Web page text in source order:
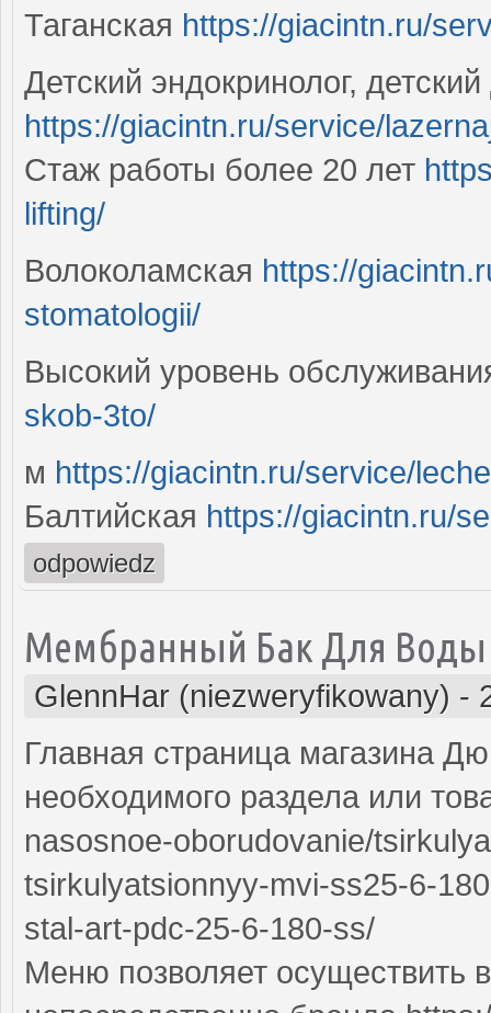
Таганская https://giacintn.ru/
Детский эндокринолог,
https://giacintn.ru/service/
Стаж работы более 20 лет
lifting/
Волоколамская https://
stomatologii/
Высокий уровень
skob-3to/
м https://giacintn.ru/service/
Балтийская https://giacintn.ru/
odpowiedz
Мембранный Бак Для Воды
GlennHar (niezweryfikowany) -
Главная страница магазина
необходимого раздела или
nasosnoe-oborudovanie/
tsirkulyatsionnyy-mvi-ss25-6-
stal-art-pdc-25-6-180-ss/
Меню позволяет осуществить